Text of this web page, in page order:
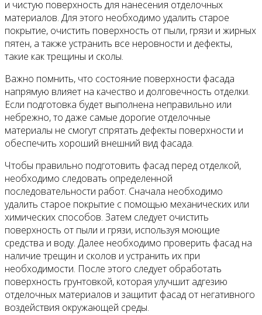
и чистую поверхность для нанесения отделочных
материалов. Для этого необходимо удалить старое
покрытие, очистить поверхность от пыли, грязи и жирных
пятен, а также устранить все неровности и дефекты,
такие как трещины и сколы.
Важно помнить, что состояние поверхности фасада
напрямую влияет на качество и долговечность отделки.
Если подготовка будет выполнена неправильно или
небрежно, то даже самые дорогие отделочные
материалы не смогут спрятать дефекты поверхности и
обеспечить хороший внешний вид фасада.
Чтобы правильно подготовить фасад перед отделкой,
необходимо следовать определенной
последовательности работ. Сначала необходимо
удалить старое покрытие с помощью механических или
химических способов. Затем следует очистить
поверхность от пыли и грязи, используя моющие
средства и воду. Далее необходимо проверить фасад на
наличие трещин и сколов и устранить их при
необходимости. После этого следует обработать
поверхность грунтовкой, которая улучшит адгезию
отделочных материалов и защитит фасад от негативного
воздействия окружающей среды.